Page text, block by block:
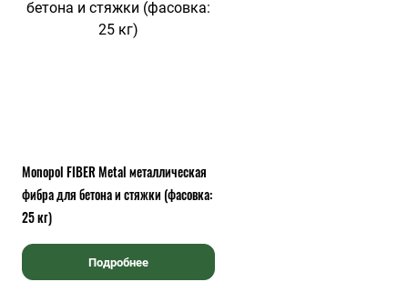
Monopol FIBER Metal металлическая
фибра для бетона и стяжки (фасовка:
25 кг)
Подробнее